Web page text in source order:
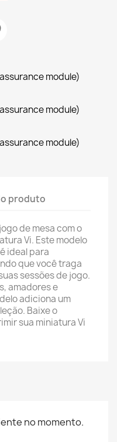
module)
module)
module)
produto
de mesa com o
Vi. Este modelo
ideal para
que você traga
sessões de jogo.
amadores e
adiciona um
Baixe o
sua miniatura Vi
no momento.